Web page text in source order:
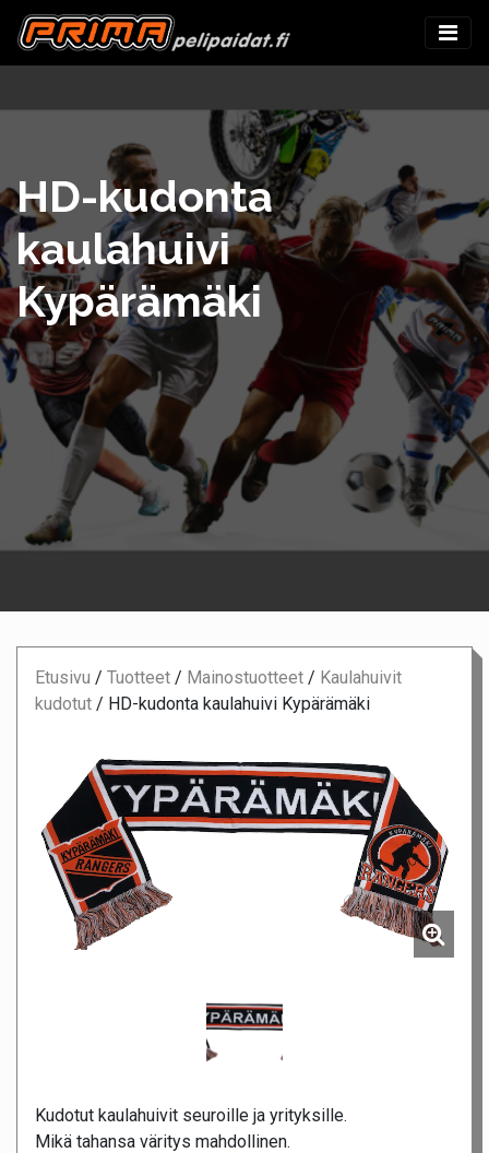
HD-kudonta
kaulahuivi
Kypärämäki
Etusivu / Tuotteet / Mainostuotteet / Kaulahuivit
kudotut / HD-kudonta kaulahuivi Kypärämäki
Kudotut kaulahuivit seuroille ja yrityksille.
Mikä tahansa väritys mahdollinen.